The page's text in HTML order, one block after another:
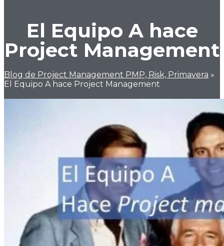
El Equipo A hace
Project Management
Blog de Project Management PMP, Risk, Primavera »
El Equipo A hace Project Management